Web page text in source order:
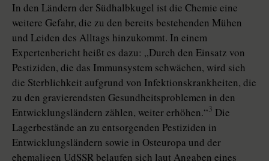
In den Ländern der Südhalbkugel ist die Chemie eine
weitere Gefahr, die zu den bereits bestehenden Mühen
und Leiden des Alltags hinzukommt. In einem
Expertenbericht heißt es dazu: „Durch den Einsatz von
Pestiziden, die das Immunsystem schwächen, wird sich
die Sterblichkeit aufgrund von Infektionskrankheiten, die
zu den gravierendsten Gesundheitsproblemen in den
Entwicklungsländern zählen, weiter erhöhen.“3 Die
Lagerbestände an zu entsorgenden Pestiziden in
Entwicklungsländern sowie in Osteuropa und der
ehemaligen UdSSR belaufen sich laut Angaben eines